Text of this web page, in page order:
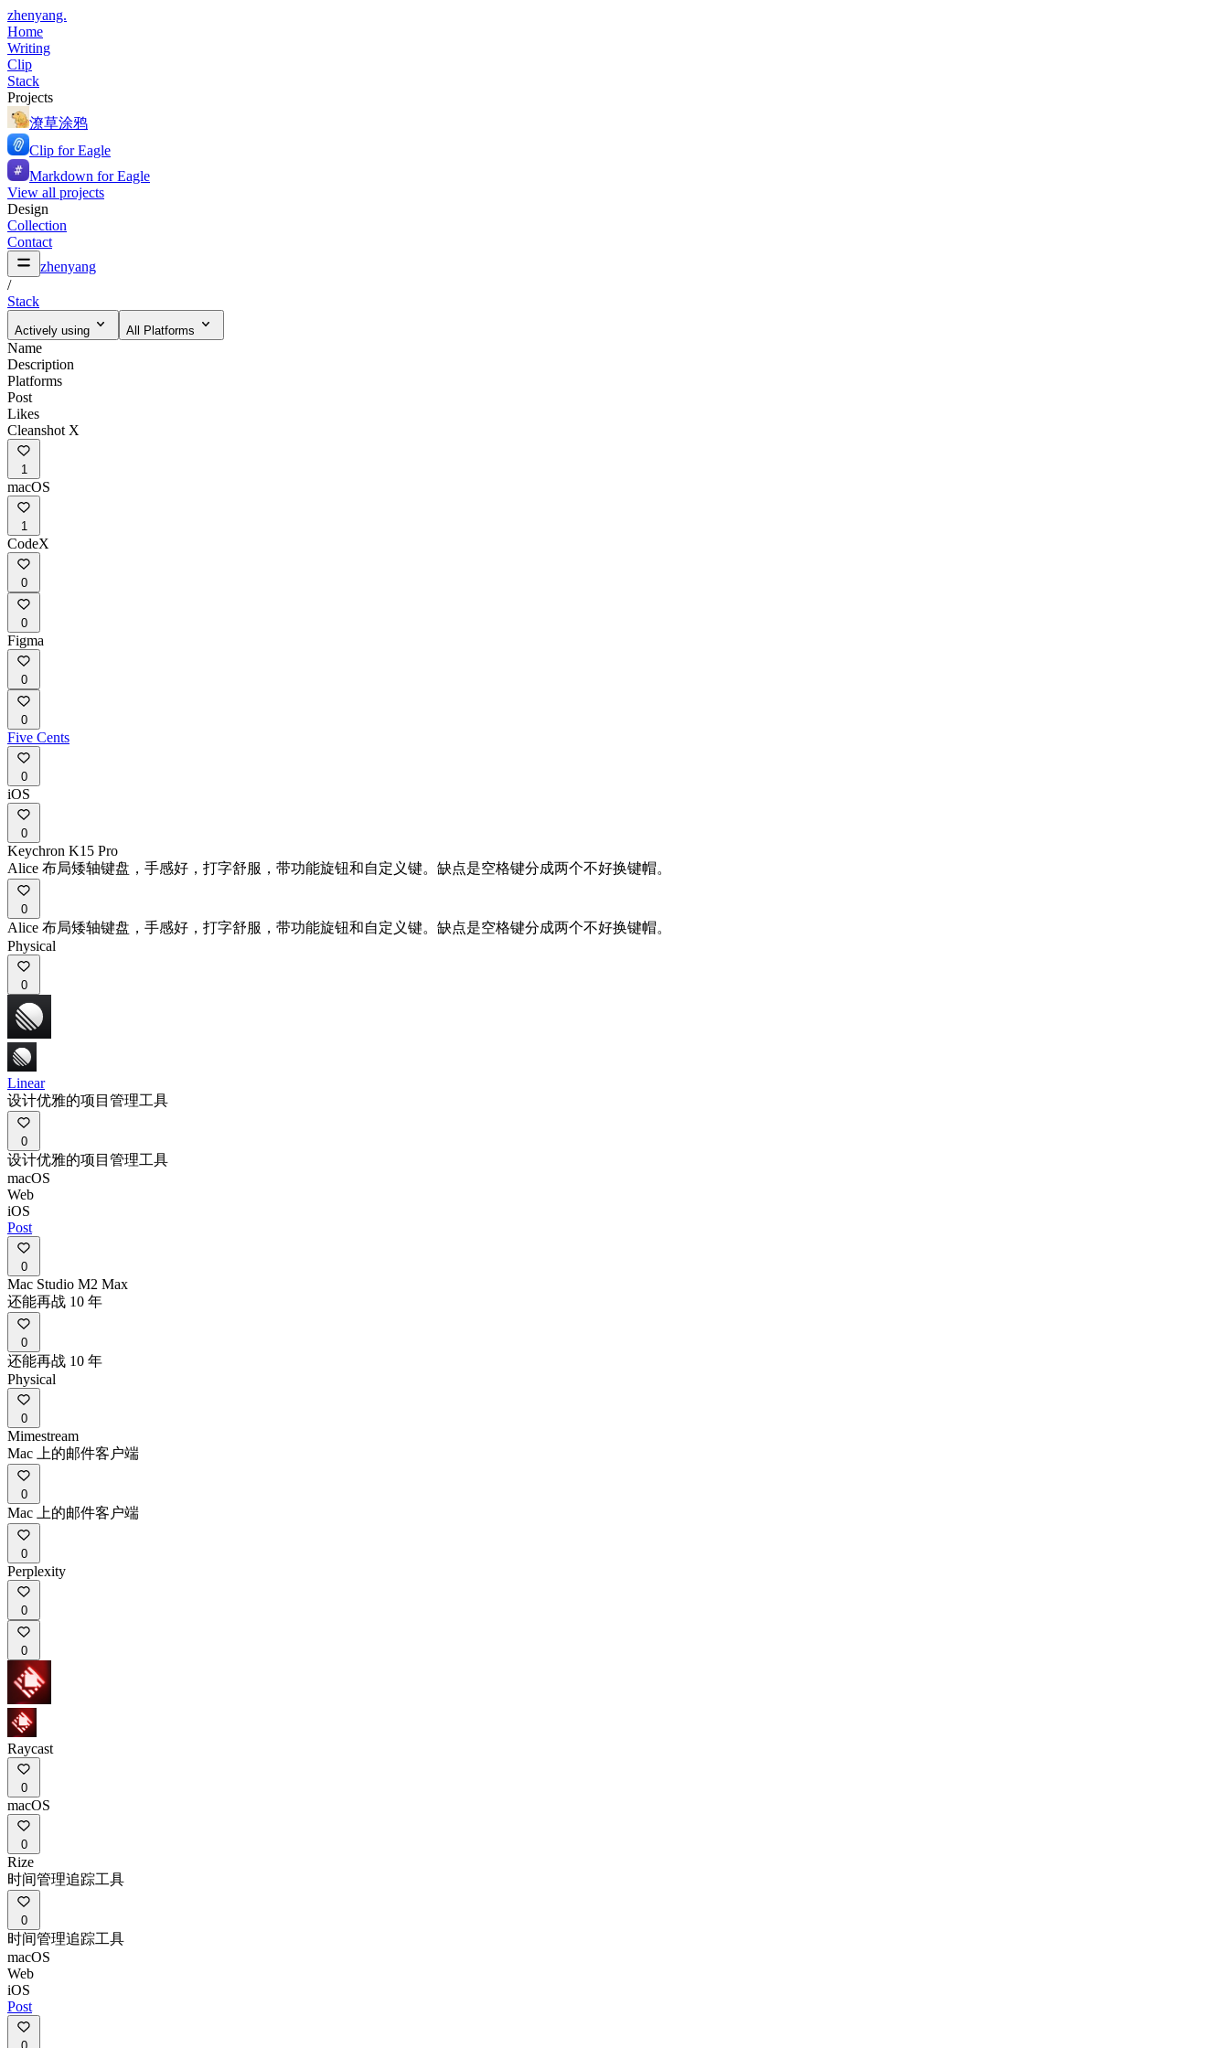
zhenyang.
Home
Writing
Clip
Stack
Projects
潦草涂鸦
Clip for Eagle
Markdown for Eagle
View all projects
Design
Collection
Contact
zhenyang
/
Stack
Actively using All Platforms
Name
Description
Platforms
Post
Likes
Cleanshot X
1
macOS
1
CodeX
0
0
Figma
0
0
Five Cents
0
iOS
0
Keychron K15 Pro
Alice 布局矮轴键盘，手感好，打字舒服，带功能旋钮和自定义键。缺点是空格键分成两个不好换键帽。
0
Alice 布局矮轴键盘，手感好，打字舒服，带功能旋钮和自定义键。缺点是空格键分成两个不好换键帽。
Physical
0
Linear
设计优雅的项目管理工具
0
设计优雅的项目管理工具
macOS
Web
iOS
Post
0
Mac Studio M2 Max
还能再战 10 年
0
还能再战 10 年
Physical
0
Mimestream
Mac 上的邮件客户端
0
Mac 上的邮件客户端
0
Perplexity
0
0
Raycast
0
macOS
0
Rize
时间管理追踪工具
0
时间管理追踪工具
macOS
Web
iOS
Post